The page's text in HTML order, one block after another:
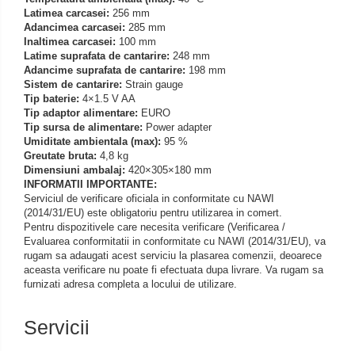
Latimea carcasei: 256 mm
Adancimea carcasei: 285 mm
Inaltimea carcasei: 100 mm
Latime suprafata de cantarire: 248 mm
Adancime suprafata de cantarire: 198 mm
Sistem de cantarire: Strain gauge
Tip baterie: 4×1.5 V AA
Tip adaptor alimentare: EURO
Tip sursa de alimentare: Power adapter
Umiditate ambientala (max): 95 %
Greutate bruta: 4,8 kg
Dimensiuni ambalaj: 420×305×180 mm
INFORMATII IMPORTANTE:
Serviciul de verificare oficiala in conformitate cu NAWI
(2014/31/EU) este obligatoriu pentru utilizarea in comert.
Pentru dispozitivele care necesita verificare (Verificarea /
Evaluarea conformitatii in conformitate cu NAWI (2014/31/EU), va
rugam sa adaugati acest serviciu la plasarea comenzii, deoarece
aceasta verificare nu poate fi efectuata dupa livrare. Va rugam sa
furnizati adresa completa a locului de utilizare.
Servicii